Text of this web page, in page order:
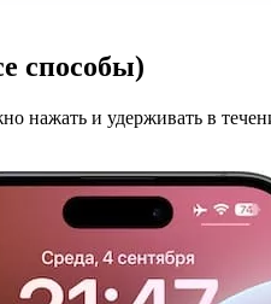
способы)
нажать и удерживать в